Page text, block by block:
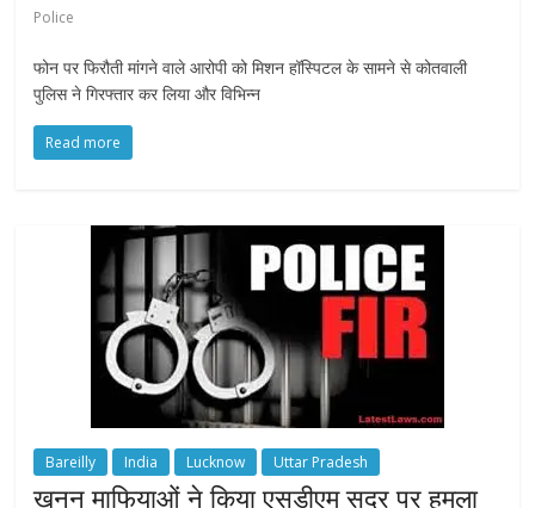
Police
फोन पर फिरौती मांगने वाले आरोपी को मिशन हॉस्पिटल के सामने से कोतवाली
पुलिस ने गिरफ्तार कर लिया और विभिन्न
Read more
Bareilly India Lucknow Uttar Pradesh
खनन माफियाओं ने किया एसडीएम सदर पर हमला